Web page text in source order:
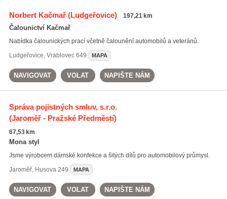
Norbert Kačmař(Ludgeřovice) 197,21 km
Čalounictví Kačmař
Nabídka čalounických prací včetně čalounění automobilů a veteránů.
Ludgeřovice, Vrablovec 649 MAPA
NAVIGOVAT VOLAT NAPIŠTE NÁM
Správa pojistných smluv, s.r.o.
(Jaroměř - Pražské Předměstí)
67,53 km
Mona styl
Jsme výrobcem dámské konfekce a šitých dílů pro automobilový průmysl.
Jaroměř, Husova 249 MAPA
NAVIGOVAT VOLAT NAPIŠTE NÁM